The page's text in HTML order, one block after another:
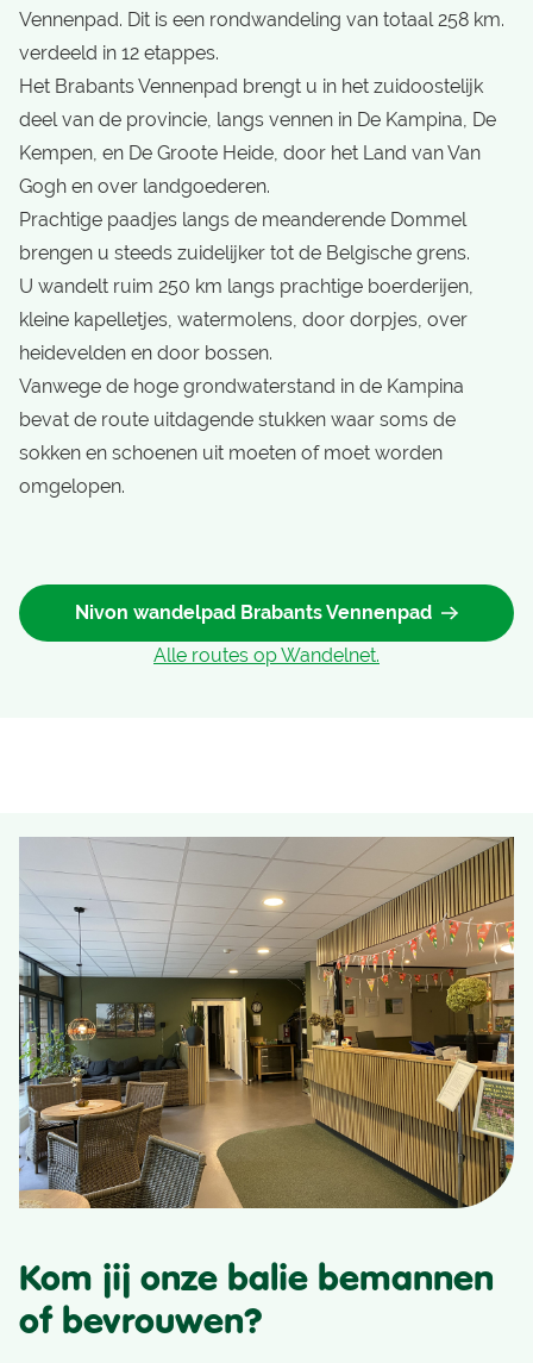
Vennenpad. Dit is een rondwandeling van totaal 258 km.
verdeeld in 12 etappes.
Het Brabants Vennenpad brengt u in het zuidoostelijk
deel van de provincie, langs vennen in De Kampina, De
Kempen, en De Groote Heide, door het Land van Van
Gogh en over landgoederen.
Prachtige paadjes langs de meanderende Dommel
brengen u steeds zuidelijker tot de Belgische grens.
U wandelt ruim 250 km langs prachtige boerderijen,
kleine kapelletjes, watermolens, door dorpjes, over
heidevelden en door bossen.
Vanwege de hoge grondwaterstand in de Kampina
bevat de route uitdagende stukken waar soms de
sokken en schoenen uit moeten of moet worden
omgelopen.
Nivon wandelpad Brabants Vennenpad
Alle routes op Wandelnet.
Kom jij onze balie bemannen
of bevrouwen?